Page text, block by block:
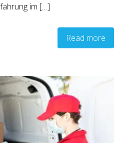
im […]
Read more